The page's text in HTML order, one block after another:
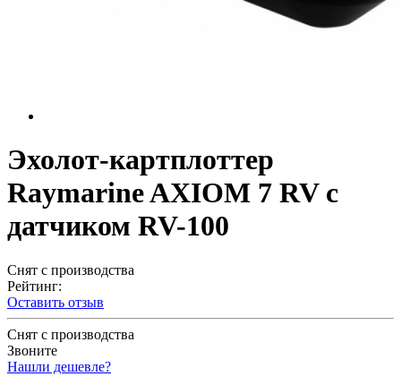
Эхолот-картплоттер
Raymarine AXIOM 7 RV с
датчиком RV-100
Снят с производства
Рейтинг:
Оставить отзыв
Снят с производства
Звоните
Нашли дешевле?